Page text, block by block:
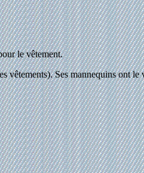
le vêtement.
Ses mannequins ont